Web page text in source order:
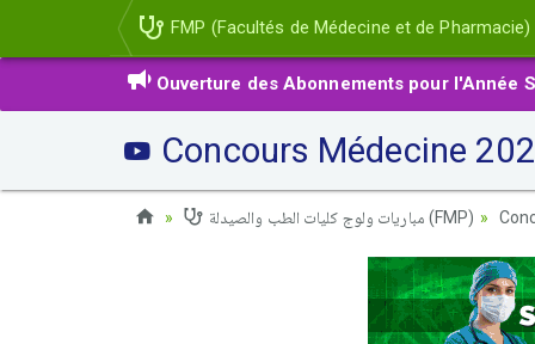
FMP (Facultés de Médecine et de Pharmacie)
Ouverture des Abonnements pour l'Année
Concours Médecine
مباريات ولوج كليات الطب والصيدلة (FMP)